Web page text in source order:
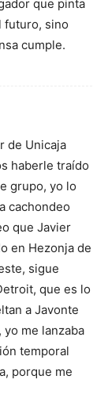
que pinta
futuro, sino
cumple.
de Unicaja
haberle traído
grupo, yo lo
cachondeo
que Javier
en Hezonja de
sigue
que es lo
a Javonte
yo me lanzaba
temporal
porque me